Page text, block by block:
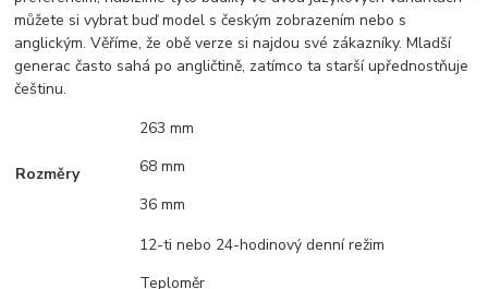
můžete si vybrat buď model s českým zobrazením nebo s
anglickým. Věříme, že obě verze si najdou své zákazníky. Mladší
generac často sahá po angličtině, zatímco ta starší upřednostňuje
češtinu.
Rozměry
263 mm
68 mm
36 mm
12-ti nebo 24-hodinový denní režim
Teploměr